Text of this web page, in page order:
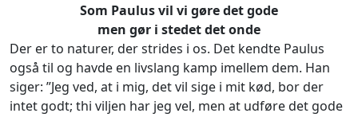
Som Paulus vil vi gøre det gode
men gør i stedet det onde
Der er to naturer, der strides i os. Det kendte Paulus
også til og havde en livslang kamp imellem dem. Han
siger: ”Jeg ved, at i mig, det vil sige i mit kød, bor der
intet godt; thi viljen har jeg vel, men at udføre det gode